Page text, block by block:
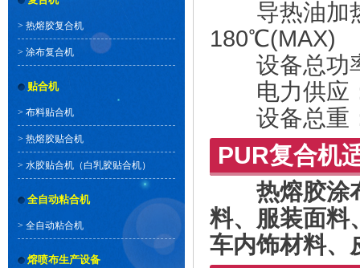
> 热熔胶复合机
> 涂布复合机
贴合机
> 布料贴合机
> 热熔胶贴合机
> 水胶贴合机（白乳胶贴合机）
全自动粘合机
> 全自动粘合机
熔喷布生产设备
导热油加热
180℃(MAX)
设备总功
电力供应
设备总重
PUR复合机
热熔胶涂
料、服装面料
车内饰材料、